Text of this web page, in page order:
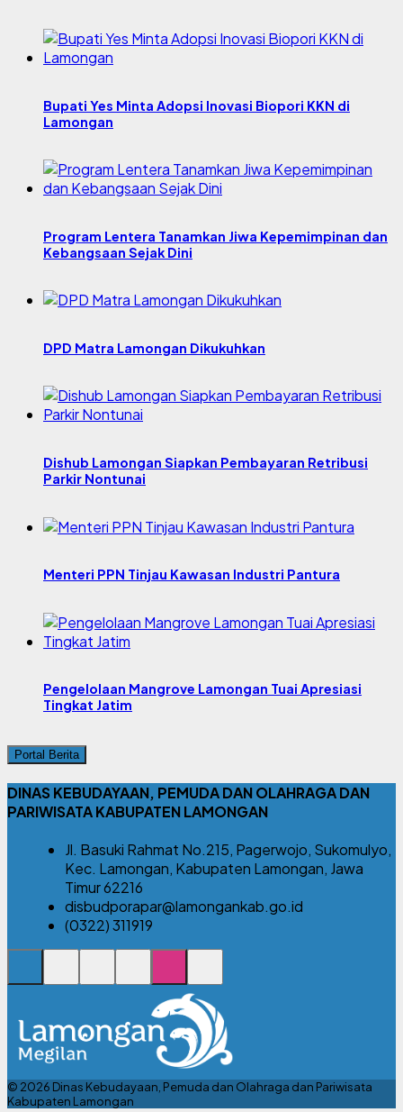
Bupati Yes Minta Adopsi Inovasi Biopori KKN di
Lamongan
Program Lentera Tanamkan Jiwa Kepemimpinan dan
Kebangsaan Sejak Dini
DPD Matra Lamongan Dikukuhkan
Dishub Lamongan Siapkan Pembayaran Retribusi
Parkir Nontunai
Menteri PPN Tinjau Kawasan Industri Pantura
Pengelolaan Mangrove Lamongan Tuai Apresiasi
Tingkat Jatim
Portal Berita
DINAS KEBUDAYAAN, PEMUDA DAN OLAHRAGA DAN
PARIWISATA KABUPATEN LAMONGAN
Jl. Basuki Rahmat No.215, Pagerwojo, Sukomulyo,
Kec. Lamongan, Kabupaten Lamongan, Jawa
Timur 62216
disbudporapar@lamongankab.go.id
(0322) 311919
© 2026 Dinas Kebudayaan, Pemuda dan Olahraga dan Pariwisata
Kabupaten Lamongan